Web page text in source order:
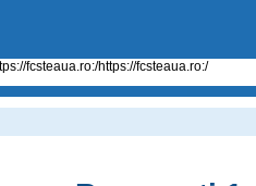
fcsteaua.ro:/https://fcsteaua.ro:/